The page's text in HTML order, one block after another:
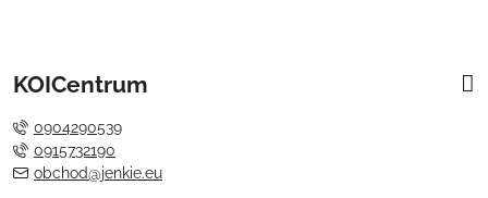
KOICentrum
0904290539
0915732190
obchod@jenkie.eu